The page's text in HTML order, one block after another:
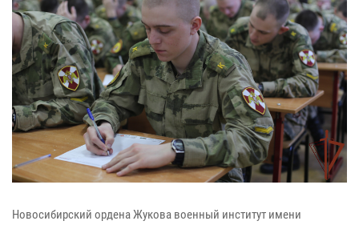
Новосибирский ордена Жукова военный институт имени